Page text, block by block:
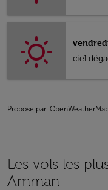
ciel
Proposé par:
Les vols les
Amman